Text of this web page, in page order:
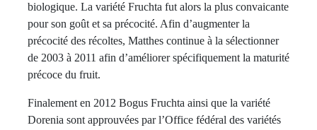
biologique. La variété Fruchta fut alors la plus convaicante
pour son goût et sa précocité. Afin d’augmenter la
précocité des récoltes, Matthes continue à la sélectionner
de 2003 à 2011 afin d’améliorer spécifiquement la maturité
précoce du fruit.
Finalement en 2012 Bogus Fruchta ainsi que la variété
Dorenia sont approuvées par l’Office fédéral des variétés